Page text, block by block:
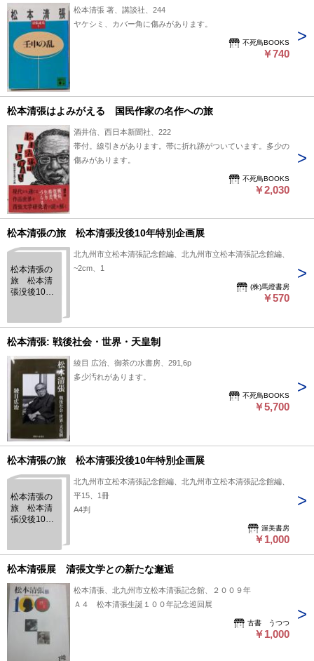
松本清張 著、講談社、244
ヤケシミ、カバー角に傷みがあります。
不死鳥BOOKS
￥740
松本清張はよみがえる 国民作家の名作への旅
酒井信、西日本新聞社、222
帯付。線引きがあります。帯に折れ跡がついています。多少の
傷みがあります。
不死鳥BOOKS
￥2,030
松本清張の旅 松本清張没後10年特別企画展
松本清張の
旅 松本清
張没後10年
北九州市立松本清張記念館編、北九州市立松本清張記念館編、
~2cm、1
(株)馬燈書房
￥570
松本清張: 戦後社会・世界・天皇制
綾目 広治、御茶の水書房、291,6p
多少汚れがあります。
不死鳥BOOKS
￥5,700
松本清張の旅 松本清張没後10年特別企画展
松本清張の
旅 松本清
張没後10年
北九州市立松本清張記念館編、北九州市立松本清張記念館編、
平15、1冊
A4判
渥美書房
￥1,000
松本清張展 清張文学との新たな邂逅
松本清張、北九州市立松本清張記念館、２００９年
Ａ４ 松本清張生誕１００年記念巡回展
古書 うつつ
￥1,000